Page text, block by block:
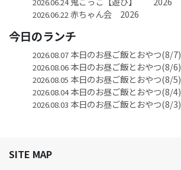
2026.06.24
2026.06.22赤ちゃん会 2026
今日のランチ
2026.08.07本日のお昼ご飯とおやつ(8/7)
2026.08.06本日のお昼ご飯とおやつ(8/6)
2026.08.05 本日のお昼ご飯とおやつ(8/5)
2026.08.04本日のお昼ご飯とおやつ(8/4)
2026.08.03 本日のお昼ご飯とおやつ(8/3)
SITE MAP